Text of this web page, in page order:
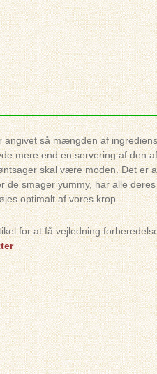
angivet så mængden af
mere end en servering af den
skal være moden. Det er
de smager yummy, har alle
optimalt af vores krop.
for at få vejledning